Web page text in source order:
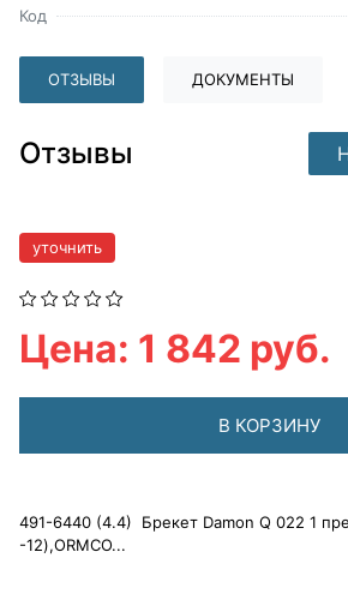
Код
ОТЗЫВЫ ДОКУМЕНТЫ
Отзывы
уточнить
Цена: 1 842 руб.
В КОРЗИНУ
491-6440 (4.4) Брекет Damon Q 022 1
-12),ORMCO...